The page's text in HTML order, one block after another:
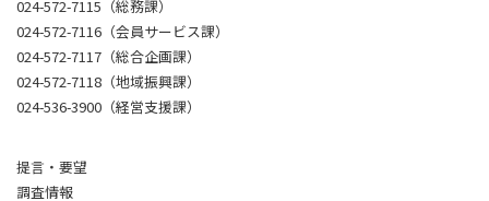
024-572-7115（総務課）
024-572-7116（会員サービス課）
024-572-7117（総合企画課）
024-572-7118（地域振興課）
024-536-3900（経営支援課）
提言・要望
調査情報